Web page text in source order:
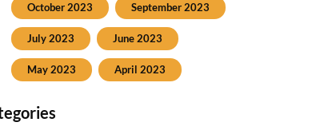
October 2023 September 2023
July 2023 June 2023
May 2023 April 2023